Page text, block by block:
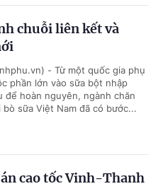
chuỗi liên kết và
- Từ một quốc gia phụ
phần lớn vào sữa bột nhập
để hoàn nguyên, ngành chăn
bò sữa Việt Nam đã có bước...
cao tốc Vinh-Thanh